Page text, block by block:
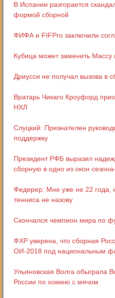
В Испании разгорается
формой сборной
ФИФА и FIFPro заключили
Кубица может заменить
Дриусси не получал вызова в
Вратарь Чикаго Кроуфорд
НХЛ
Слуцкий: Признателен
поддержку
Президент РФБ выразил
сборную в одно из окон
Федерер: Мне уже не 22 года,
тенниса не назову
Скончался чемпион мира по
ФХР уверена, что сборная
ОИ-2018 под национальным
Ульяновская Волга обыграла
России по хоккею с мячом